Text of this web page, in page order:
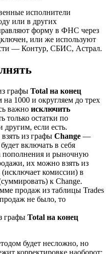
исполнители
или в других
форму в ФНС через
или же используют
— Контур, СБИС, Астрал.
графы Total на конец
на 1000 и округляем до трех
важно исключить
только остатки по
если есть.
из графы Change —
включать в себя
пополнения и рыночную
их можно взять из
(исключает комиссии) в
к Change.
продаж из таблицы Trades
не было, то
графы Total на конец
будет несложно, но
корректировке наоборот: